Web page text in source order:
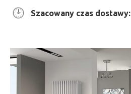
Szacowany czas dostawy: